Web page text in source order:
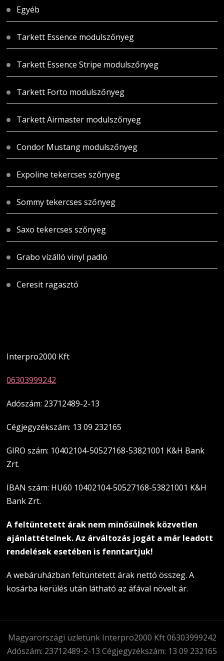
Egyéb
Tarkett Essence modulszőnyeg
Tarkett Essence Stripe modulszőnyeg
Tarkett Forto modulszőnyeg
Tarkett Airmaster modulszőnyeg
Condor Mustang modulszőnyeg
Expoline tekercses szőnyeg
Sommy tekercses szőnyeg
Saxo tekercses szőnyeg
Grabo vízálló vinyl padló
Ceresit ragasztó
Interpro2000 Kft
06303999242
Adószám: 23712489-2-13
Cégjegyzékszám: 13 09 232165
GIRO szám: 10402104-50527168-53821001 K&H Bank
Zrt.
IBAN szám: HU60 10402104-50527168-53821001 K&H
Bank Zrt.
A feltüntetett árak nem minősülnek közvetlen
ajánlattételnek. Az árváltozás jogát a már leadott
rendelések esetében is fenntartjuk!
A webáruházban feltüntetett árak nettó összeg. A
kosárba kerülés után látható az áfával növelt ár.
Magyarországi üzletünk Interpro2000 Kft 06303999242
Adószám: 23712489-2-13 Cégjegyzékszám: 13 09 232165